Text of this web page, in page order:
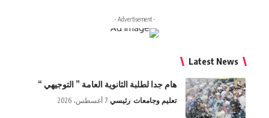
- Advertisement -
Latest News
هام جدا لطلبة الثانوية العامة ” التوجيهي “
تعليم وجامعات رئيسي 7 أغسطس، 2026